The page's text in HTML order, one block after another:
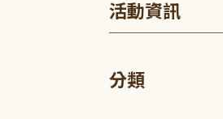
活動資訊
分類